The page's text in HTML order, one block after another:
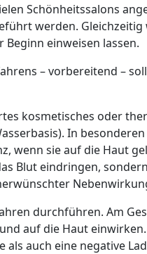
Schönheitssalons
werden.
einweisen lassen.
– vorbereitend –
kosmetisches oder
In
wenn sie auf die Haut
Blut eindringen,
durchführen. Am
auf die Haut
als auch eine negative